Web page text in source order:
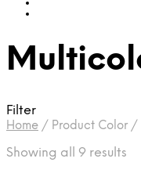
Filter
Home / Product Color /
Showing all 9 results